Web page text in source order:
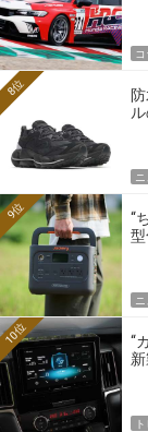
コ
8位
“
9位
“
10位